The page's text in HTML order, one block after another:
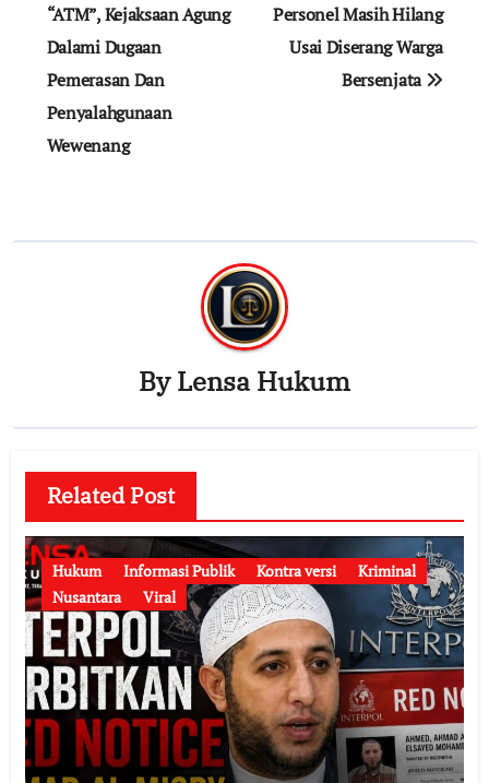
“ATM”, Kejaksaan Agung
Dalami Dugaan
Pemerasan Dan
Penyalahgunaan
Wewenang
Personel Masih Hilang
Usai Diserang Warga
Bersenjata
ByLensa Hukum
Related Post
Hukum Informasi Publik Kontra versi
Kriminal
Nusantara
Viral